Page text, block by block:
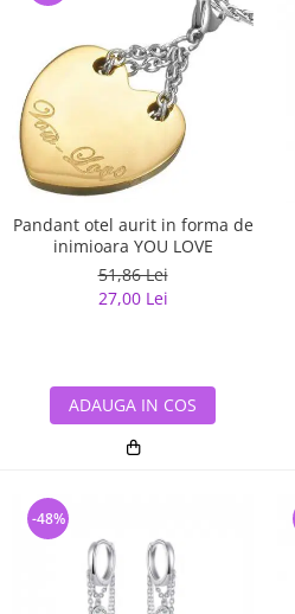
Pandant otel aurit in forma de
inimioara YOU LOVE
51,86 Lei
27,00 Lei
ADAUGA IN COS
-48%